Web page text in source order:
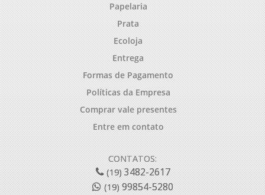
Papelaria
Prata
Ecoloja
Entrega
Formas de Pagamento
Políticas da Empresa
Comprar vale presentes
Entre em contato
CONTATOS:
(19)3482-2617
(19)99854-5280